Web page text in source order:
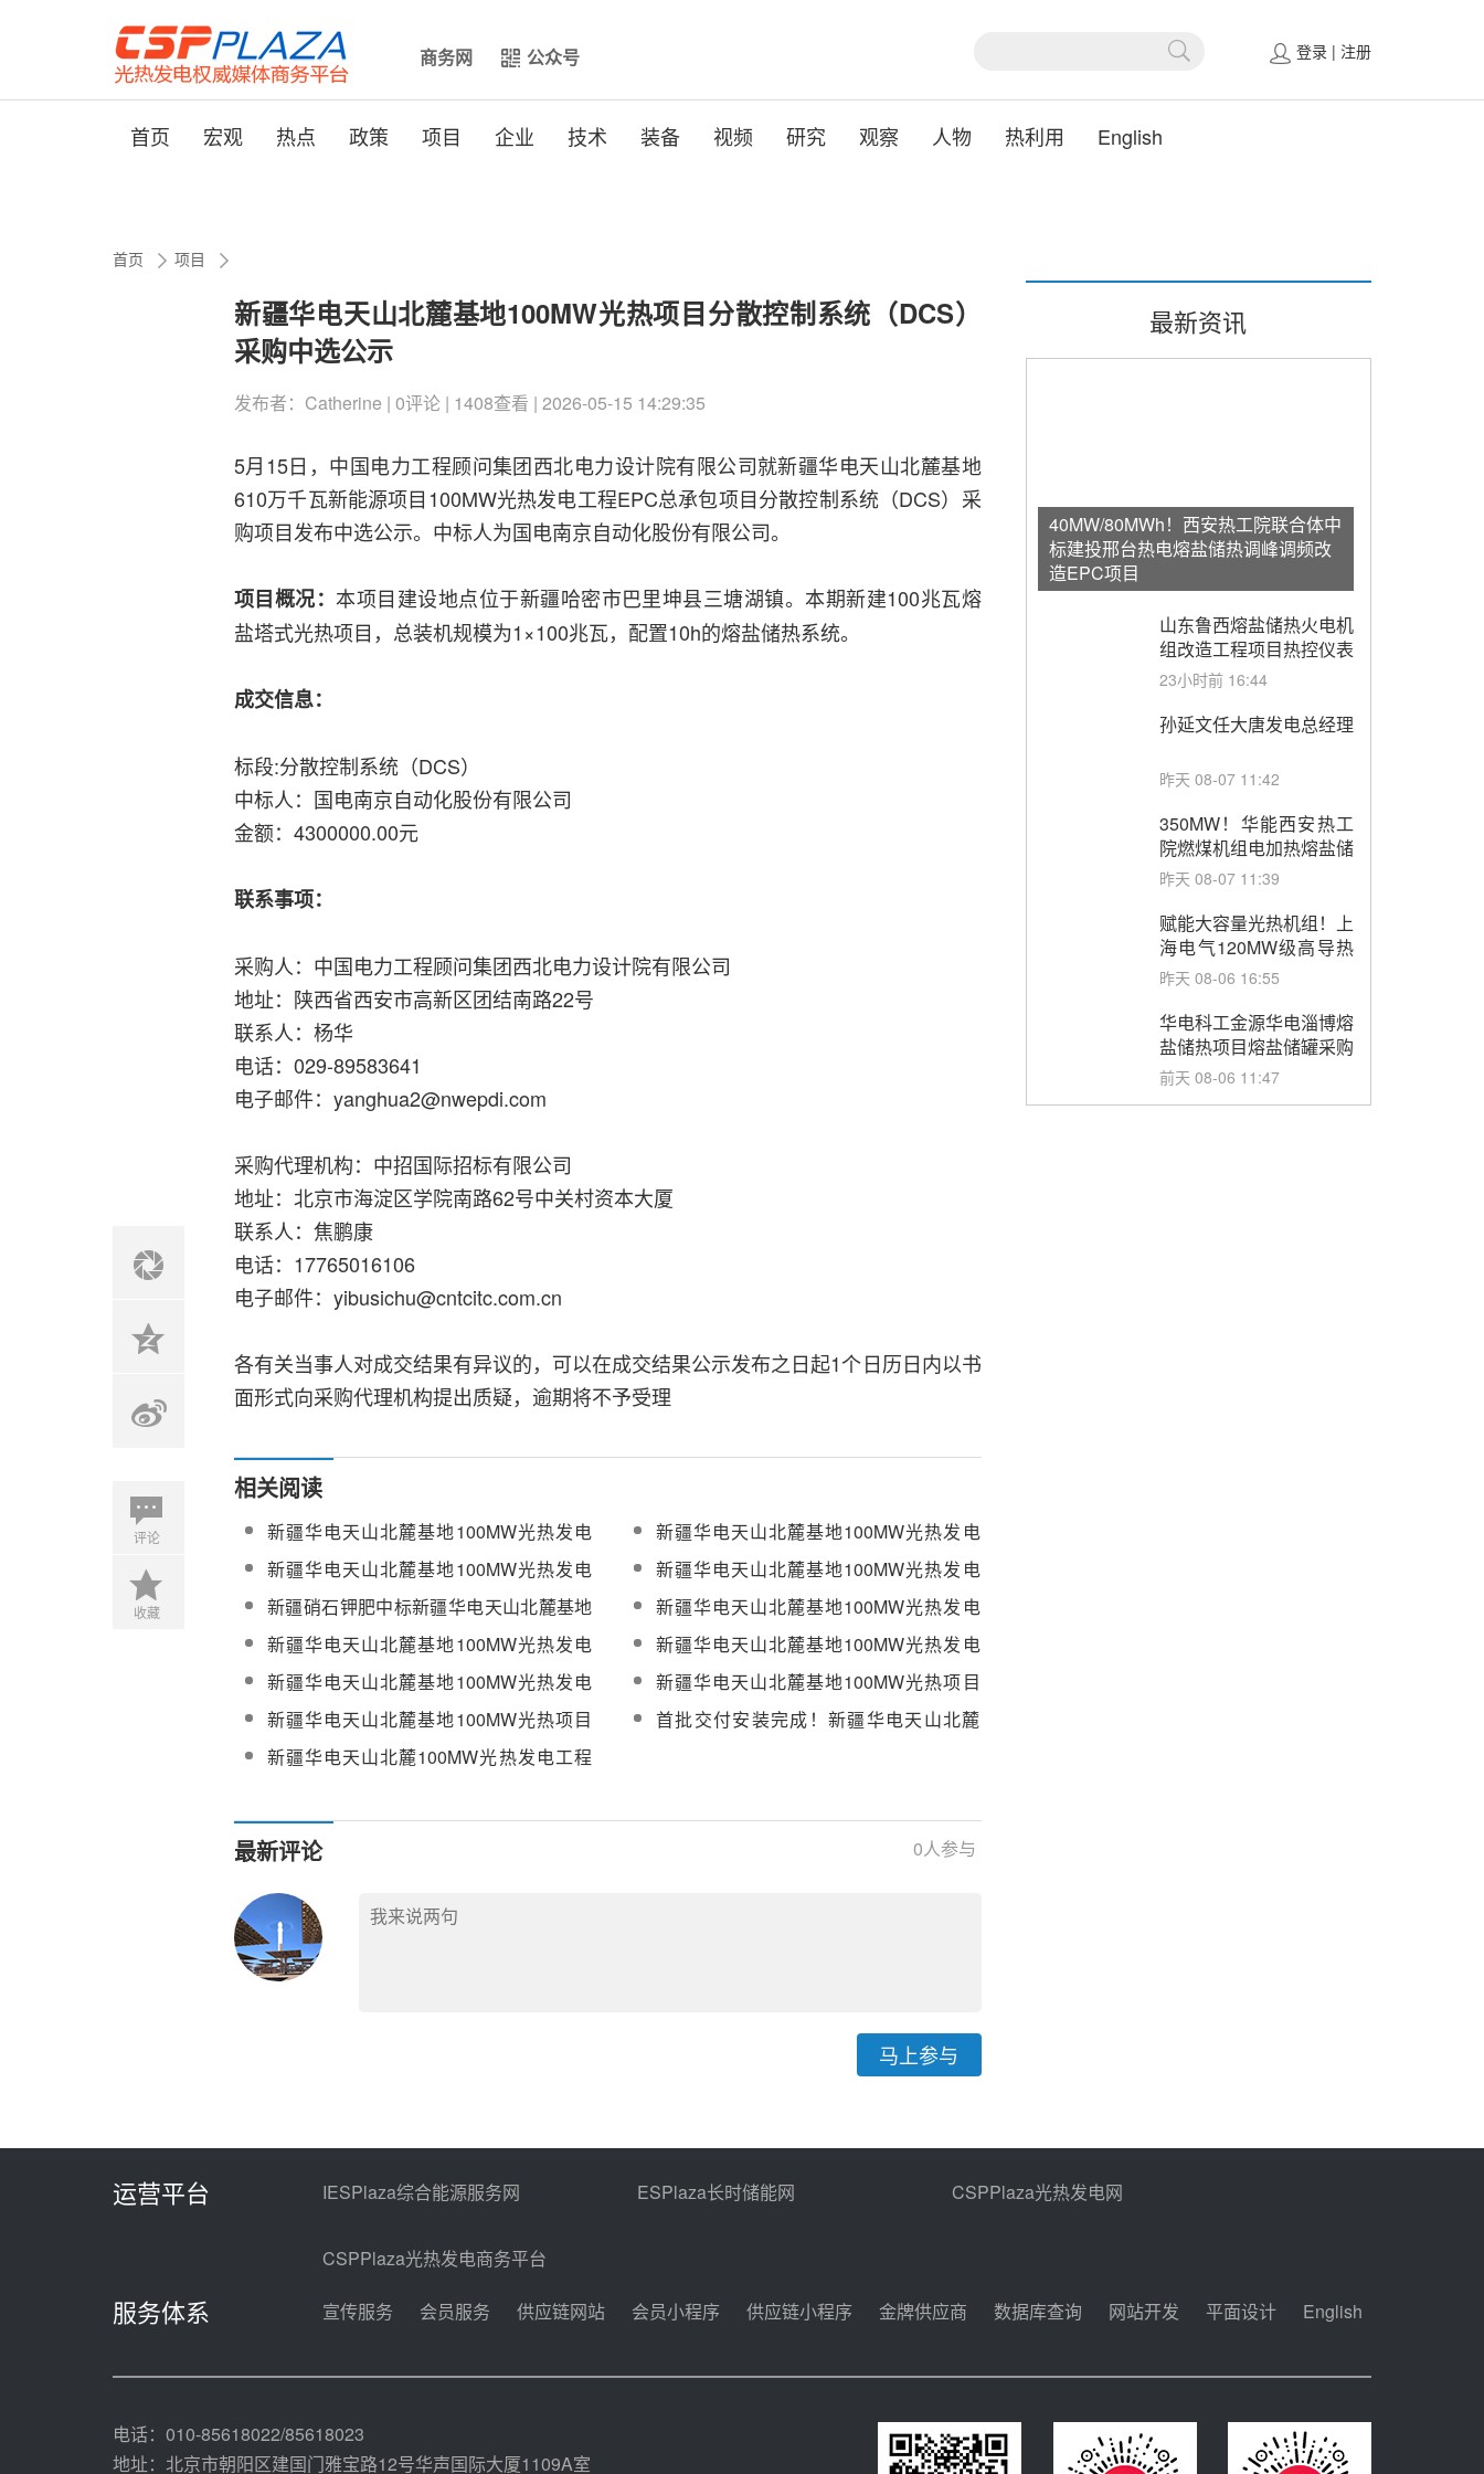
商务网 公众号 登录 | 注册
首页 宏观 热点 政策 项目 企业 技术 装备 视频 研究 观察 人物 热利用 English
首页 项目
新疆华电天山北麓基地100MW光热项目分散控制系统（DCS）
采购中选公示
发布者：Catherine | 0评论 | 1408查看 | 2026-05-15 14:29:35
5月15日，中国电力工程顾问集团西北电力设计院有限公司就新疆华电天山北麓基地
610万千瓦新能源项目100MW光热发电工程EPC总承包项目分散控制系统（DCS）采
购项目发布中选公示。中标人为国电南京自动化股份有限公司。
项目概况：本项目建设地点位于新疆哈密市巴里坤县三塘湖镇。本期新建100兆瓦熔
盐塔式光热项目，总装机规模为1×100兆瓦，配置10h的熔盐储热系统。
成交信息：
标段:分散控制系统（DCS）
中标人：国电南京自动化股份有限公司
金额：4300000.00元
联系事项：
采购人：中国电力工程顾问集团西北电力设计院有限公司
地址：陕西省西安市高新区团结南路22号
联系人：杨华
电话：029-89583641
电子邮件：yanghua2@nwepdi.com
采购代理机构：中招国际招标有限公司
地址：北京市海淀区学院南路62号中关村资本大厦
联系人：焦鹏康
电话：17765016106
电子邮件：yibusichu@cntcitc.com.cn
各有关当事人对成交结果有异议的，可以在成交结果公示发布之日起1个日历日内以书
面形式向采购代理机构提出质疑，逾期将不予受理
评论
收藏
相关阅读
新疆华电天山北麓基地100MW光热发电
工程铠装电加热器(MI电伴热)采购
新疆华电天山北麓基地100MW光热发电
工程EPC总承包项目液态太阳盐采购
新疆华电天山北麓基地100MW光热发电
工程EPC总承包项目设备监造采购
新疆华电天山北麓基地100MW光热发电
工程EPC总承包项目进口熔盐阀等采购
新疆硝石钾肥中标新疆华电天山北麓基地
100MW光热发电工程EPC总承包项目液
态太阳盐采购
新疆华电天山北麓基地100MW光热发电
工程EPC总承包项目分散控制系统
（DCS）、蒸发冷却机组等设备采购
新疆华电天山北麓基地100MW光热发电
工程EPC总承包项目光热国产汽水安全
阀、止回阀、高温高压国产阀门等采购
新疆华电天山北麓基地100MW光热发电
工程进口熔盐调节阀/熔盐止回阀/熔盐三
偏心碟阀/大压差调节阀采购中选公示
新疆华电天山北麓基地100MW光热发电
工程光热国产汽水安全阀、止回阀等采购
中选公示
新疆华电天山北麓基地100MW光热项目
高温熔盐管道管材、管件及工厂化加工采
购
新疆华电天山北麓基地100MW光热项目
系统调试服务采购
首批交付安装完成！新疆华电天山北麓
新疆华电天山北麓100MW光热发电工程
最新评论 0人参与
马上参与
最新资讯
40MW/80MWh！西安热工院联合体中
标建投邢台热电熔盐储热调峰调频改
造EPC项目
山东鲁西熔盐储热火电机
组改造工程项目热控仪表
成套设备采购
23小时前 16:44
孙延文任大唐发电总经理
昨天 08-07 11:42
350MW！华能西安热工
院燃煤机组电加热熔盐储
能提升机组灵活性改造项
务采购
昨天 08-07 11:39
赋能大容量光热机组！上
海电气120MW级高导热
空冷发电机通过型式试验
昨天 08-06 16:55
华电科工金源华电淄博熔
盐储热项目熔盐储罐采购
前天 08-06 11:47
运营平台 IESPlaza综合能源服务网 ESPlaza长时储能网 CSPPlaza光热发电网
CSPPlaza光热发电商务平台
服务体系 宣传服务 会员服务 供应链网站 会员小程序 供应链小程序 金牌供应商 数据库查询 网站开发 平面设计 English
电话：010-85618022/85618023
地址：北京市朝阳区建国门雅宝路12号华声国际大厦1109A室